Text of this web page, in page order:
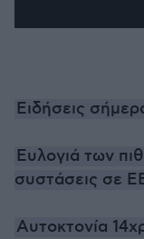
Ειδήσεις
Ευλογιά των
συστάσεις σε
Αυτοκτονία